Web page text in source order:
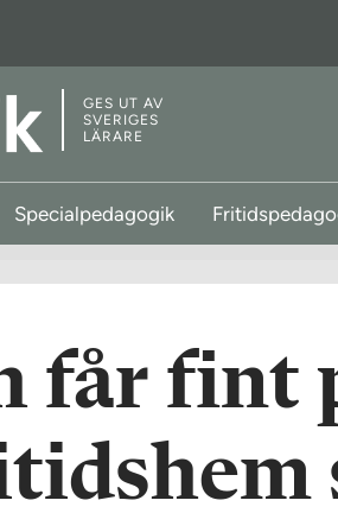
GES UT AV
SVERIGES
LÄRARE
Specialpedagogik
får fint